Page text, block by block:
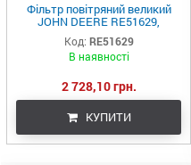
Фільтр повітряний великий
JOHN DEERE RE51629,
P533655, P533930, AF25359,
SA16175
Код: RE51629
В наявності
2 728,10 грн.
КУПИТИ